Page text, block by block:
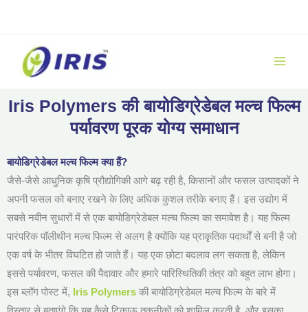
Iris Polymers की बायोडिग्रेडेबल मल्च फिल्म
पर्यावरण पूरक योग्य समाधान
बायोडिग्रेडेबल मल्च फिल्म क्या हैं?
जैसे-जैसे आधुनिक कृषि प्रौद्योगिकी आगे बढ़ रही है, किसानों और फसल उत्पादकों ने
अपनी फसल को बनाए रखने के लिए अधिक कुशल तरीके बनाए हैं। इस उद्योग में
सबसे नवीन सुधारों में से एक बायोडिग्रेडेबल मल्च फिल्म का समावेश है। यह फिल्म
पारंपरिक पॉलीथीन मल्च फिल्म से अलग है क्योंकि यह प्राकृतिक पदार्थों से बनी है जो
एक वर्ष के भीतर विघटित हो जाते हैं। यह एक छोटा बदलाव लग सकता है, लेकिन
इससे पर्यावरण, फसल की पैदावार और हमारे पारिस्थितिकी तंत्र को बहुत लाभ होगा।
इस ब्लॉग पोस्ट में,
Iris Polymers की बायोडिग्रेडेबल मल्च फिल्म के बारे में